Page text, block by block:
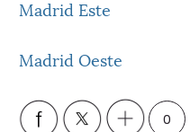
Madrid Este
Madrid Oeste
0